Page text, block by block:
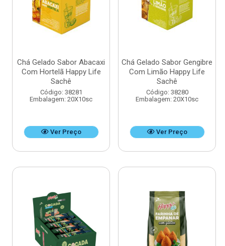
Chá Gelado Sabor Abacaxi
Com Hortelã Happy Life
Sachê
Código: 38281
Embalagem: 20X10sc
Ver Preço
Chá Gelado Sabor Gengibre
Com Limão Happy Life
Sachê
Código: 38280
Embalagem: 20X10sc
Ver Preço